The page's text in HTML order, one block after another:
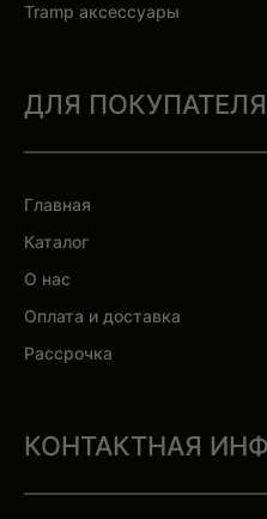
Tramp аксессуары
ДЛЯ ПОКУПАТЕЛЯ
Главная
Каталог
О нас
Оплата и доставка
Рассрочка
КОНТАКТНАЯ